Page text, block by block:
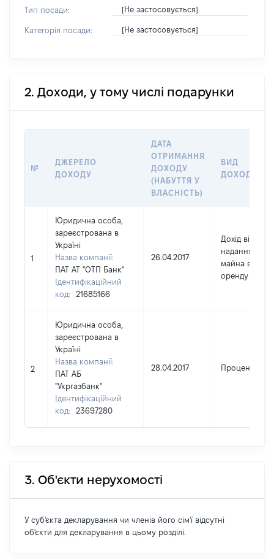
Тип посади: [Не застосовується]
Категорія посади: [Не застосовується]
2. Доходи, у тому числі подарунки
№
ДЖЕРЕЛО
ДОХОДУ
ДАТА
ОТРИМАННЯ
ДОХОДУ
(НАБУТТЯ У
ВЛАСНІСТЬ)
ВИД
ДОХОДУ
1
Юридична особа,
зареєстрована в
Україні
Назва компанії:
ПАТ АТ "ОТП Банк"
Ідентифікаційний
код:
21685166
26.04.2017
Дохід від
надання
майна в
оренду
2
Юридична особа,
зареєстрована в
Україні
Назва компанії:
ПАТ АБ
"Укргазбанк"
Ідентифікаційний
код:
23697280
28.04.2017 Проценти
3. Об'єкти нерухомості
У суб'єкта декларування чи членів його сім'ї відсутні
об'єкти для декларування в цьому розділі.